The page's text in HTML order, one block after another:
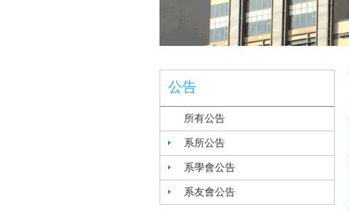
公告
所有公告
系所公告
系學會公告
系友會公告